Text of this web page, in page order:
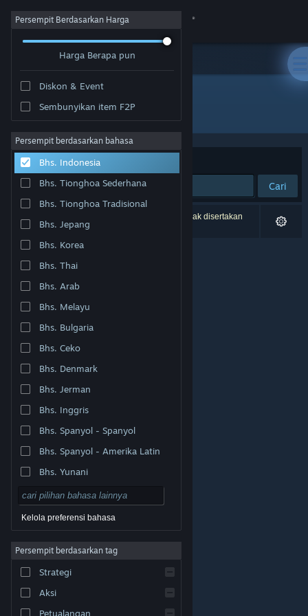
Login
Tentang
Bantuan
Ubah bahasa
Dapatkan Aplikasi Seluler Steam
Lihat situs web desktop
Undang. Semua merek dagang merupakan hak pemilik
Legal| Aksesibilitas
Pengembalian Dana
Persempit Berdasarkan Harga
Harga Berapa pun
Diskon & Event
Sembunyikan item F2P
Persempit berdasarkan bahasa
Bhs. Indonesia
Bhs. Tionghoa Sederhana
Bhs. Tionghoa Tradisional
Bhs. Jepang
Bhs. Korea
Bhs. Thai
Bhs. Arab
Bhs. Melayu
Bhs. Bulgaria
Bhs. Ceko
Bhs. Denmark
Bhs. Jerman
Bhs. Inggris
Bhs. Spanyol - Spanyol
Bhs. Spanyol - Amerika Latin
Bhs. Yunani
Kelola preferensi bahasa
Persempit berdasarkan tag
Strategi
Aksi
Petualangan
Pengembang: SukeraSparo
Berdasarkan Relevansi
Cari
0 hasil cocok dengan pencarianmu. 3 produk tidak disertakan
berdasarkan preferensimu.